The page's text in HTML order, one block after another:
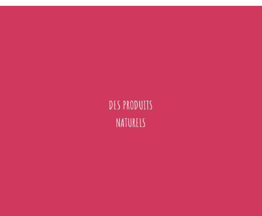
DES PRODUITS
NATURELS